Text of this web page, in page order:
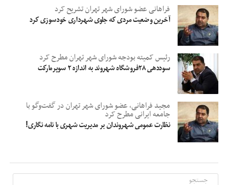
فراهانی عضو شورای شهر تهران تشریح کرد
آخرین وضعیت مردی که جلوی شهرداری خودسوزی کرد
رئیس کمیته بودجه شورای شهر تهران مطرح کرد
سوددهی ۲۸فروشگاه شهروند به اندازه ۲ سوپرمارکت
مجید فراهانی، عضو شورای شهر تهران در گفت‌وگو با
جامعه ایرانی مطرح کرد
نظارت عمومی شهروندان بر مدیریت شهری با نامه نگاری!